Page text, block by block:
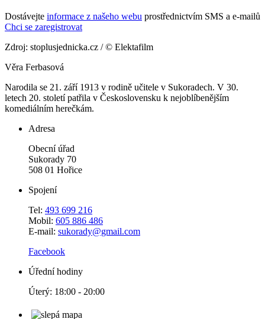
Dostávejte informace z našeho webu prostřednictvím SMS a e-mailů
Chci se zaregistrovat
Zdroj: stoplusjednicka.cz / © Elektafilm
Věra Ferbasová
Narodila se 21. září 1913 v rodině učitele v Sukoradech. V 30.
letech 20. století patřila v Československu k nejoblíbenějším
komediálním herečkám.
Adresa
Obecní úřad
Sukorady 70
508 01 Hořice
Spojení
Tel: 493 699 216
Mobil: 605 886 486
E-mail: sukorady@gmail.com
Facebook
Úřední hodiny
Úterý: 18:00 - 20:00